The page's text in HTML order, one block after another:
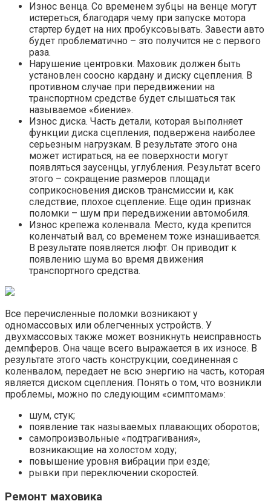
Износ венца. Со временем зубцы на венце могут
истереться, благодаря чему при запуске мотора
стартер будет на них пробуксовывать. Завести авто
будет проблематично – это получится не с первого
раза.
Нарушение центровки. Маховик должен быть
установлен соосно кардану и диску сцепления. В
противном случае при передвижении на
транспортном средстве будет слышаться так
называемое «биение».
Износ диска. Часть детали, которая выполняет
функции диска сцепления, подвержена наиболее
серьезным нагрузкам. В результате этого она
может истираться, на ее поверхности могут
появляться заусенцы, углубления. Результат всего
этого – сокращение размеров площади
соприкосновения дисков трансмиссии и, как
следствие, плохое сцепление. Еще один признак
поломки – шум при передвижении автомобиля.
Износ крепежа коленвала. Место, куда крепится
коленчатый вал, со временем тоже изнашивается.
В результате появляется люфт. Он приводит к
появлению шума во время движения
транспортного средства.
Все перечисленные поломки возникают у
одномассовых или облегченных устройств. У
двухмассовых также может возникнуть неисправность
демпферов. Она чаще всего выражается в их износе. В
результате этого часть конструкции, соединенная с
коленвалом, передает не всю энергию на часть, которая
является диском сцепления. Понять о том, что возникли
проблемы, можно по следующим «симптомам»:
шум, стук;
появление так называемых плавающих оборотов;
самопроизвольные «подтрагивания»,
возникающие на холостом ходу;
повышение уровня вибрации при езде;
рывки при переключении скоростей.
Ремонт маховика